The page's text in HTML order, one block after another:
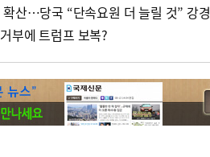
산…당국 “단속요원 더 늘릴 것” 강경
부에 트럼프 보복?